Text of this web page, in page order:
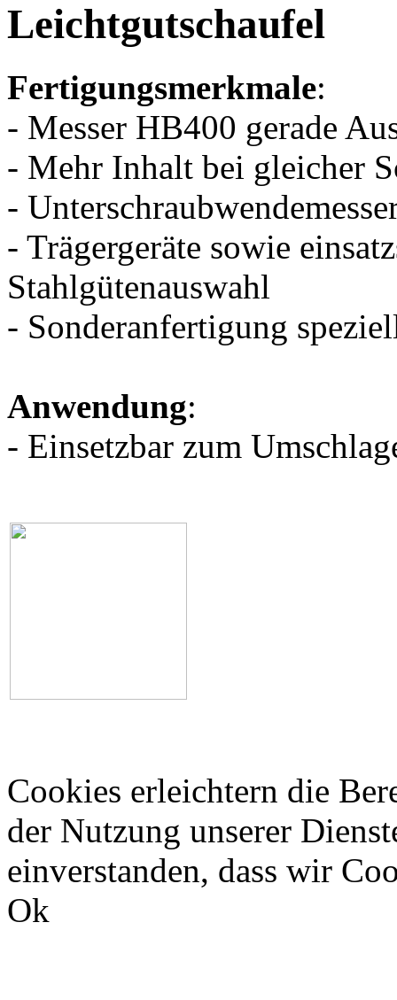
Leichtgutschaufel
Fertigungsmerkmale:
- Messer HB400 gerade
- Mehr Inhalt bei gleicher
-
- Trägergeräte sowie
Stahlgütenauswahl
- Sonderanfertigung
Anwendung:
- Einsetzbar zum
Cookies erleichtern die
der Nutzung unserer
einverstanden, dass wir
Ok